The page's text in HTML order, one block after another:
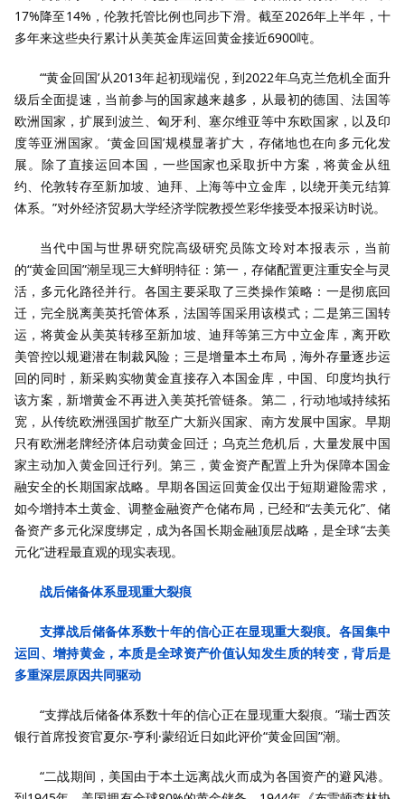
17%降至14%，伦敦托管比例也同步下滑。截至2026年上半年，十
多年来这些央行累计从美英金库运回黄金接近6900吨。
“‘黄金回国’从2013年起初现端倪，到2022年乌克兰危机全面升
级后全面提速，当前参与的国家越来越多，从最初的德国、法国等
欧洲国家，扩展到波兰、匈牙利、塞尔维亚等中东欧国家，以及印
度等亚洲国家。‘黄金回国’规模显著扩大，存储地也在向多元化发
展。除了直接运回本国，一些国家也采取折中方案，将黄金从纽
约、伦敦转存至新加坡、迪拜、上海等中立金库，以绕开美元结算
体系。”对外经济贸易大学经济学院教授竺彩华接受本报采访时说。
当代中国与世界研究院高级研究员陈文玲对本报表示，当前
的“黄金回国”潮呈现三大鲜明特征：第一，存储配置更注重安全与灵
活，多元化路径并行。各国主要采取了三类操作策略：一是彻底回
迁，完全脱离美英托管体系，法国等国采用该模式；二是第三国转
运，将黄金从美英转移至新加坡、迪拜等第三方中立金库，离开欧
美管控以规避潜在制裁风险；三是增量本土布局，海外存量逐步运
回的同时，新采购实物黄金直接存入本国金库，中国、印度均执行
该方案，新增黄金不再进入美英托管链条。第二，行动地域持续拓
宽，从传统欧洲强国扩散至广大新兴国家、南方发展中国家。早期
只有欧洲老牌经济体启动黄金回迁；乌克兰危机后，大量发展中国
家主动加入黄金回迁行列。第三，黄金资产配置上升为保障本国金
融安全的长期国家战略。早期各国运回黄金仅出于短期避险需求，
如今增持本土黄金、调整金融资产仓储布局，已经和“去美元化”、储
备资产多元化深度绑定，成为各国长期金融顶层战略，是全球“去美
元化”进程最直观的现实表现。
战后储备体系显现重大裂痕
支撑战后储备体系数十年的信心正在显现重大裂痕。各国集中
运回、增持黄金，本质是全球资产价值认知发生质的转变，背后是
多重深层原因共同驱动
“支撑战后储备体系数十年的信心正在显现重大裂痕。”瑞士西茨
银行首席投资官夏尔-亨利·蒙绍近日如此评价“黄金回国”潮。
“二战期间，美国由于本土远离战火而成为各国资产的避风港。